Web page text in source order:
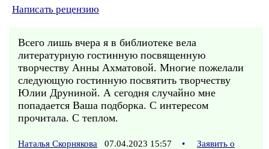
Написать рецензию
Всего лишь вчера я в библиотеке вела
литературную гостинную посвященную
творчеству Анны Ахматовой. Многие пожелали
следующую гостинную посвятить творчеству
Юлии Друниной. А сегодня случайно мне
попадается Ваша подборка. С интересом
прочитала. С теплом.
Наталья Скорнякова 07.04.2023 15:57 •
Заявить о